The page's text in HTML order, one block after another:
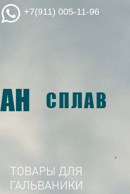
+7(911) 005-11-96
АН СПЛАВ
ТОВАРЫ ДЛЯ
ГАЛЬВАНИКИ